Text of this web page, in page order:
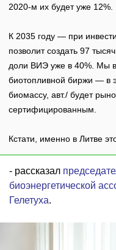
2020-м их будет уже 12%.
К 2035 году — при
позволит создать 97
доли ВИЭ уже в 40%. Мы
биотопливной биржи — в
биомассу, авт./ будет
сертифицированным.
Кстати, именно в Литве
- рассказал
биоэнергетической
Гелетуха.